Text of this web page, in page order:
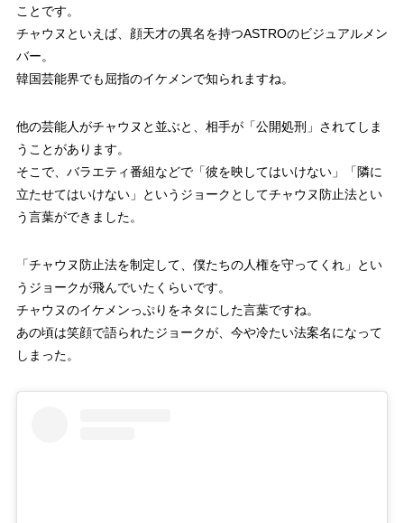
ことです。
チャウヌといえば、顔天才の異名を持つASTROのビジュアルメン
バー。
韓国芸能界でも屈指のイケメンで知られますね。
他の芸能人がチャウヌと並ぶと、相手が「公開処刑」されてしま
うことがあります。
そこで、バラエティ番組などで「彼を映してはいけない」「隣に
立たせてはいけない」というジョークとしてチャウヌ防止法とい
う言葉ができました。
「チャウヌ防止法を制定して、僕たちの人権を守ってくれ」とい
うジョークが飛んでいたくらいです。
チャウヌのイケメンっぷりをネタにした言葉ですね。
あの頃は笑顔で語られたジョークが、今や冷たい法案名になって
しまった。